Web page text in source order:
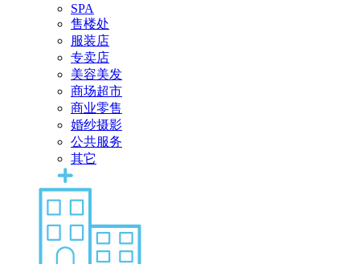
SPA
售楼处
服装店
专卖店
美容美发
商场超市
商业零售
婚纱摄影
公共服务
其它